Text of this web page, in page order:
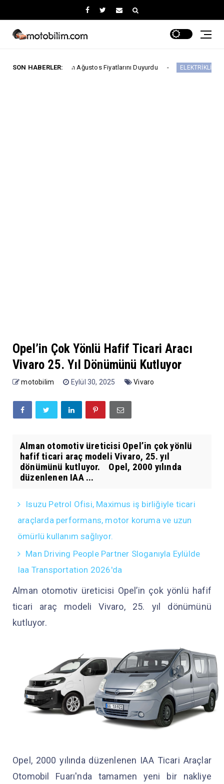
SON HABERLER:
Başlayan Ağustos Fiyatlarını Duyurdu ELEKTRİKLİ ARAÇLAR Yeni
Opel’in Çok Yönlü Hafif Ticari Aracı
Vivaro 25. Yıl Dönümünü Kutluyor
motobilim Eylül 30, 2025 Vivaro
Alman otomotiv üreticisi Opel’in çok yönlü
hafif ticari araç modeli Vivaro, 25. yıl
dönümünü kutluyor. Opel, 2000 yılında
düzenlenen IAA ...
Isuzu Petrol Ofisi, Maximus iş birliğiyle ticari
araçlarda performans, motor koruma ve uzun
ömürlü kullanım sağlıyor.
Man Driving People Partner Sloganıyla Eylülde
Iaa Transportation 2026'da
Alman otomotiv üreticisi Opel’in çok yönlü hafif
ticari araç modeli Vivaro, 25. yıl dönümünü
kutluyor.
Opel, 2000 yılında düzenlenen IAA Ticari Araçlar
Otomobil Fuarı'nda tamamen yeni bir nakliye